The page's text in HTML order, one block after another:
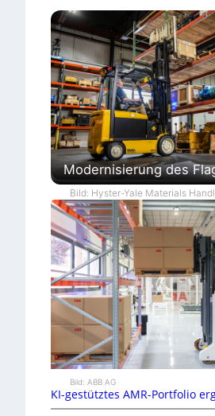
Modernisierung des
Bild: Hyster-Yale Materials
Bild: ABB AG
KI-gestütztes AMR-Portfolio